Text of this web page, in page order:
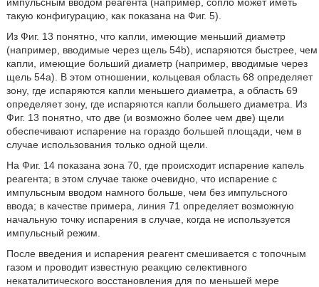
такую конфигурацию, как показана на Фиг. 5).
Из Фиг. 13 понятно, что капли, имеющие меньший диаметр
(например, вводимые через щель 54b), испаряются быстрее, чем
капли, имеющие больший диаметр (например, вводимые через
щель 54а). В этом отношении, кольцевая область 68 определяет
зону, где испаряются капли меньшего диаметра, а область 69
определяет зону, где испаряются капли большего диаметра. Из
Фиг. 13 понятно, что две (и возможно более чем две) щели
обеспечивают испарение на гораздо большей площади, чем в
случае использования только одной щели.
На Фиг. 14 показана зона 70, где происходит испарение капель
реагента; в этом случае также очевидно, что испарение с
импульсным вводом намного больше, чем без импульсного
ввода; в качестве примера, линия 71 определяет возможную
начальную точку испарения в случае, когда не используется
импульсный режим.
После введения и испарения реагент смешивается с топочным
газом и проводит известную реакцию селективного
некаталитического восстановления для по меньшей мере